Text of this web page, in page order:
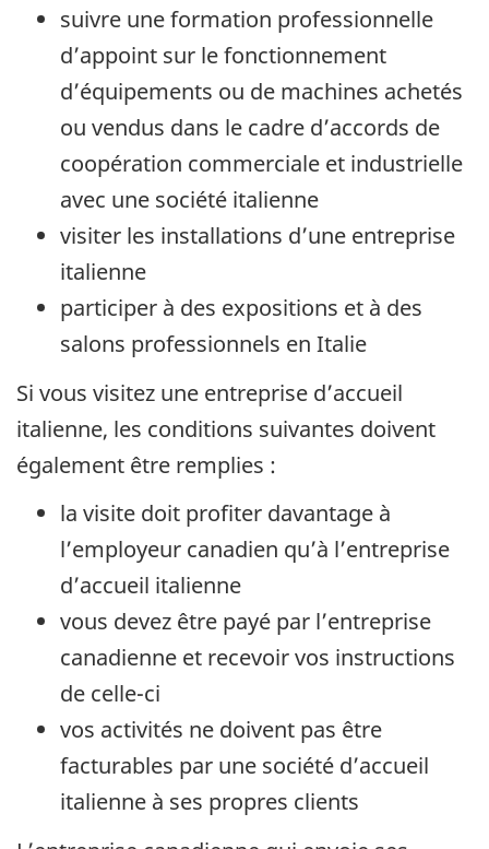
suivre une formation professionnelle
d’appoint sur le fonctionnement
d’équipements ou de machines achetés
ou vendus dans le cadre d’accords de
coopération commerciale et industrielle
avec une société italienne
visiter les installations d’une entreprise
italienne
participer à des expositions et à des
salons professionnels en Italie
Si vous visitez une entreprise d’accueil
italienne, les conditions suivantes doivent
également être remplies :
la visite doit profiter davantage à
l’employeur canadien qu’à l’entreprise
d’accueil italienne
vous devez être payé par l’entreprise
canadienne et recevoir vos instructions
de celle-ci
vos activités ne doivent pas être
facturables par une société d’accueil
italienne à ses propres clients